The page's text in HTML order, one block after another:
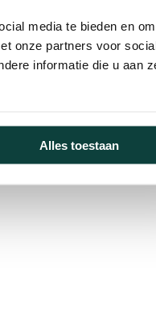
media te bieden en
onze partners voor
informatie die u aan
Alles toestaan